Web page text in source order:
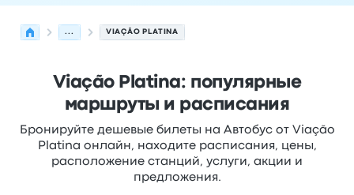
... VIAÇÃO PLATINA
Viação Platina: популярные
маршруты и расписания
Бронируйте дешевые билеты на Автобус от Viação
Platina онлайн, находите расписания, цены,
расположение станций, услуги, акции и
предложения.